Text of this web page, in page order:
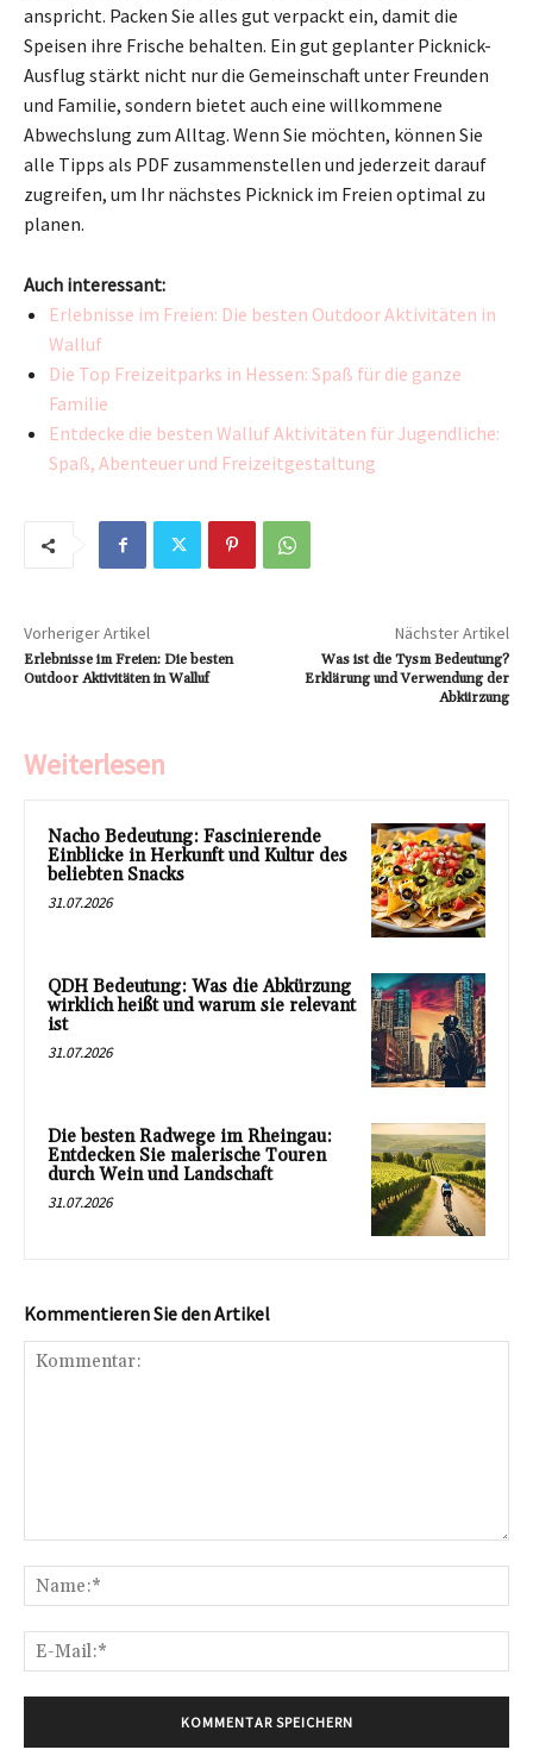
anspricht. Packen Sie alles gut verpackt ein, damit die
Speisen ihre Frische behalten. Ein gut geplanter Picknick-
Ausflug stärkt nicht nur die Gemeinschaft unter Freunden
und Familie, sondern bietet auch eine willkommene
Abwechslung zum Alltag. Wenn Sie möchten, können Sie
alle Tipps als PDF zusammenstellen und jederzeit darauf
zugreifen, um Ihr nächstes Picknick im Freien optimal zu
planen.
Auch interessant:
Erlebnisse im Freien: Die besten Outdoor Aktivitäten in
Walluf
Die Top Freizeitparks in Hessen: Spaß für die ganze
Familie
Entdecke die besten Walluf Aktivitäten für Jugendliche:
Spaß, Abenteuer und Freizeitgestaltung
Vorheriger Artikel
Erlebnisse im Freien: Die besten
Outdoor Aktivitäten in Walluf
Nächster Artikel
Was ist die Tysm Bedeutung?
Erklärung und Verwendung der
Abkürzung
Weiterlesen
Nacho Bedeutung: Fascinierende
Einblicke in Herkunft und Kultur des
beliebten Snacks
31.07.2026
QDH Bedeutung: Was die Abkürzung
wirklich heißt und warum sie relevant
ist
31.07.2026
Die besten Radwege im Rheingau:
Entdecken Sie malerische Touren
durch Wein und Landschaft
31.07.2026
Kommentieren Sie den Artikel